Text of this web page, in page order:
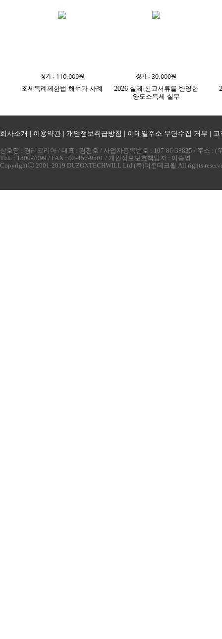
정가 : 110,000원
조세특례제한법 해석과 사례
정가 : 30,000원
2026 실제 신고서류를 반영한
양도소득세 실무
회사소개 이용약관 개인정보취급방침 이메일주소 무단수집 거부 고
상호명 : 경리코리아 / 대표 : 김진호 / 사업자등록번호 : 107-86-38835 / 주소 :
TEL : 1800-7099 / FAX : 02-456-9501 / 개인정보보호책임자 : 이승영
Copyrightⓒ 2001-2019 DUZONTECHWILL Ltd (주)더존테크윌 All rights